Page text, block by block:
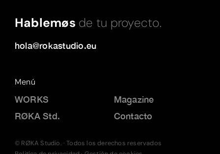
Hablemøs de tu proyecto.
hola@rokastudio.eu
Menú
WORKS
RØKA Std.
Magazine
Contacto
© RØKA Studio. · Todos los derechos reservados